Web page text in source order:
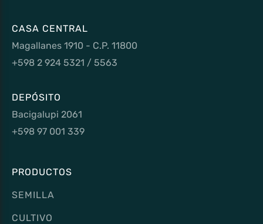
CASA CENTRAL
Magallanes 1910 - C.P. 11800
+598 2 924 5321 / 5563
DEPÓSITO
Bacigalupi 2061
+598 97 001 339
PRODUCTOS
SEMILLA
CULTIVO